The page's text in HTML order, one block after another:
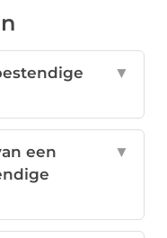
▼
een
▼